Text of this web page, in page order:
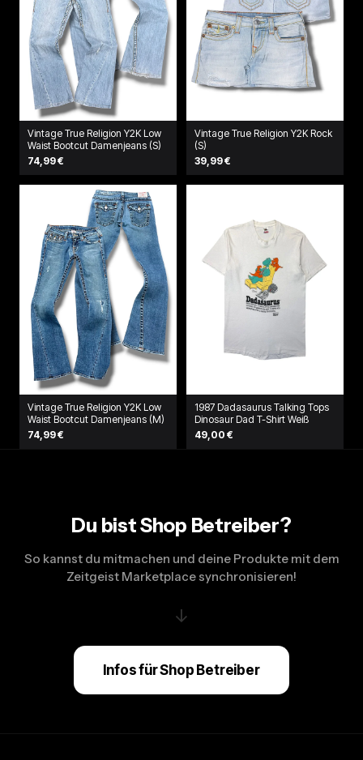
Vintage True Religion Y2K Low
Waist Bootcut Damenjeans (S)
74,99 €
Vintage True Religion Y2K Rock
(S)
39,99 €
Vintage True Religion Y2K Low
Waist Bootcut Damenjeans (M)
74,99 €
1987 Dadasaurus Talking Tops
Dinosaur Dad T-Shirt Weiß
49,00 €
Du bist Shop Betreiber?
So kannst du mitmachen und deine Produkte mit dem
Zeitgeist Marketplace synchronisieren!
↓
Infos für Shop Betreiber